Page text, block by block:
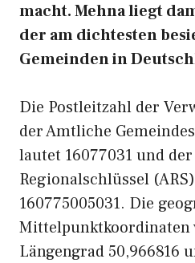
macht. Mehna liegt
der am dichtesten
Gemeinden in
Die Postleitzahl der
der Amtliche
lautet 16077031 und
Regionalschlüssel
160775005031. Die
Mittelpunktkoordinaten
Längengrad 50,966816